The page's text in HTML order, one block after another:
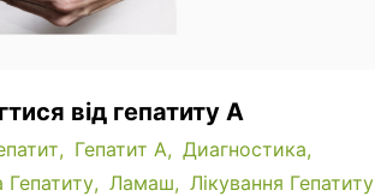
від гепатиту А
Гепатит А
Диагностика
Гепатиту
Ламаш
Лікування Гепатиту